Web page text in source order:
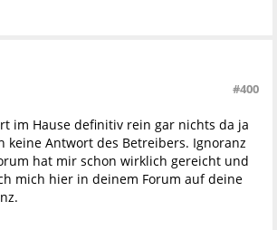
#400
im Hause definitiv rein gar nichts da ja
keine Antwort des Betreibers. Ignoranz
hat mir schon wirklich gereicht und
mich hier in deinem Forum auf deine